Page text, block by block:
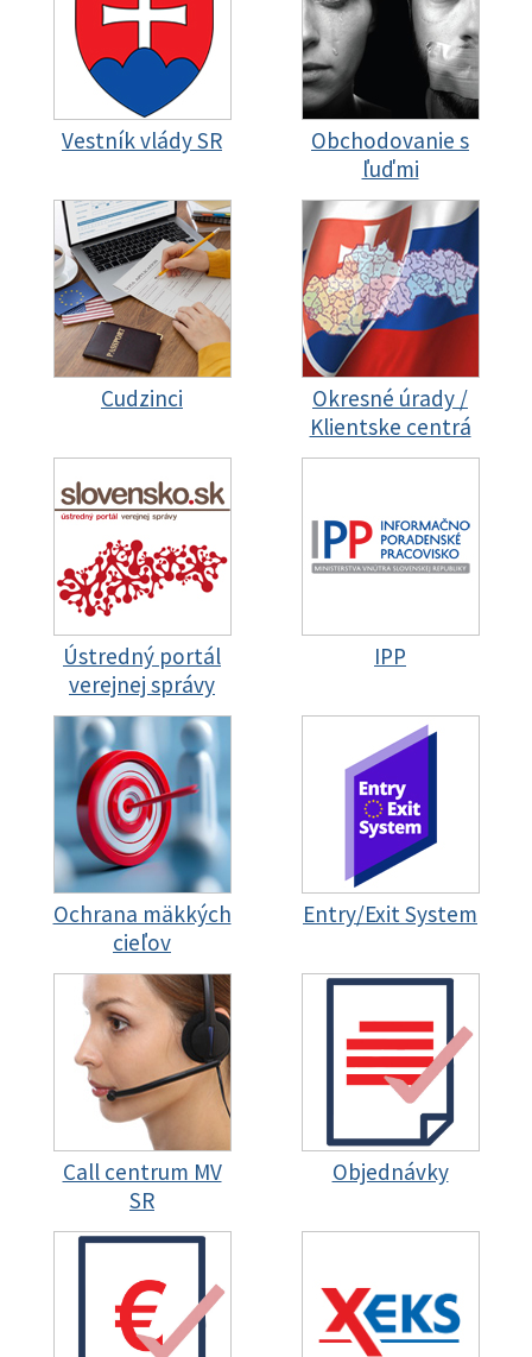
Vestník vlády SR
Obchodovanie s
ľuďmi
Cudzinci
Okresné úrady /
Klientske centrá
Ústredný portál
verejnej správy
IPP
Ochrana mäkkých
cieľov
Entry/Exit System
Call centrum MV
SR
Objednávky